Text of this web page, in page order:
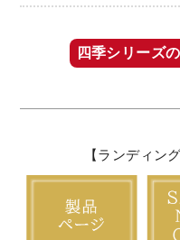
四季シリーズ
【ランディン